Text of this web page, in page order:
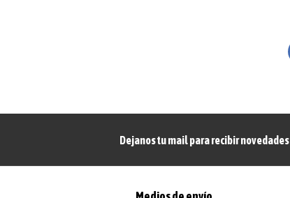
Dejanos tu mail para recibir novedades